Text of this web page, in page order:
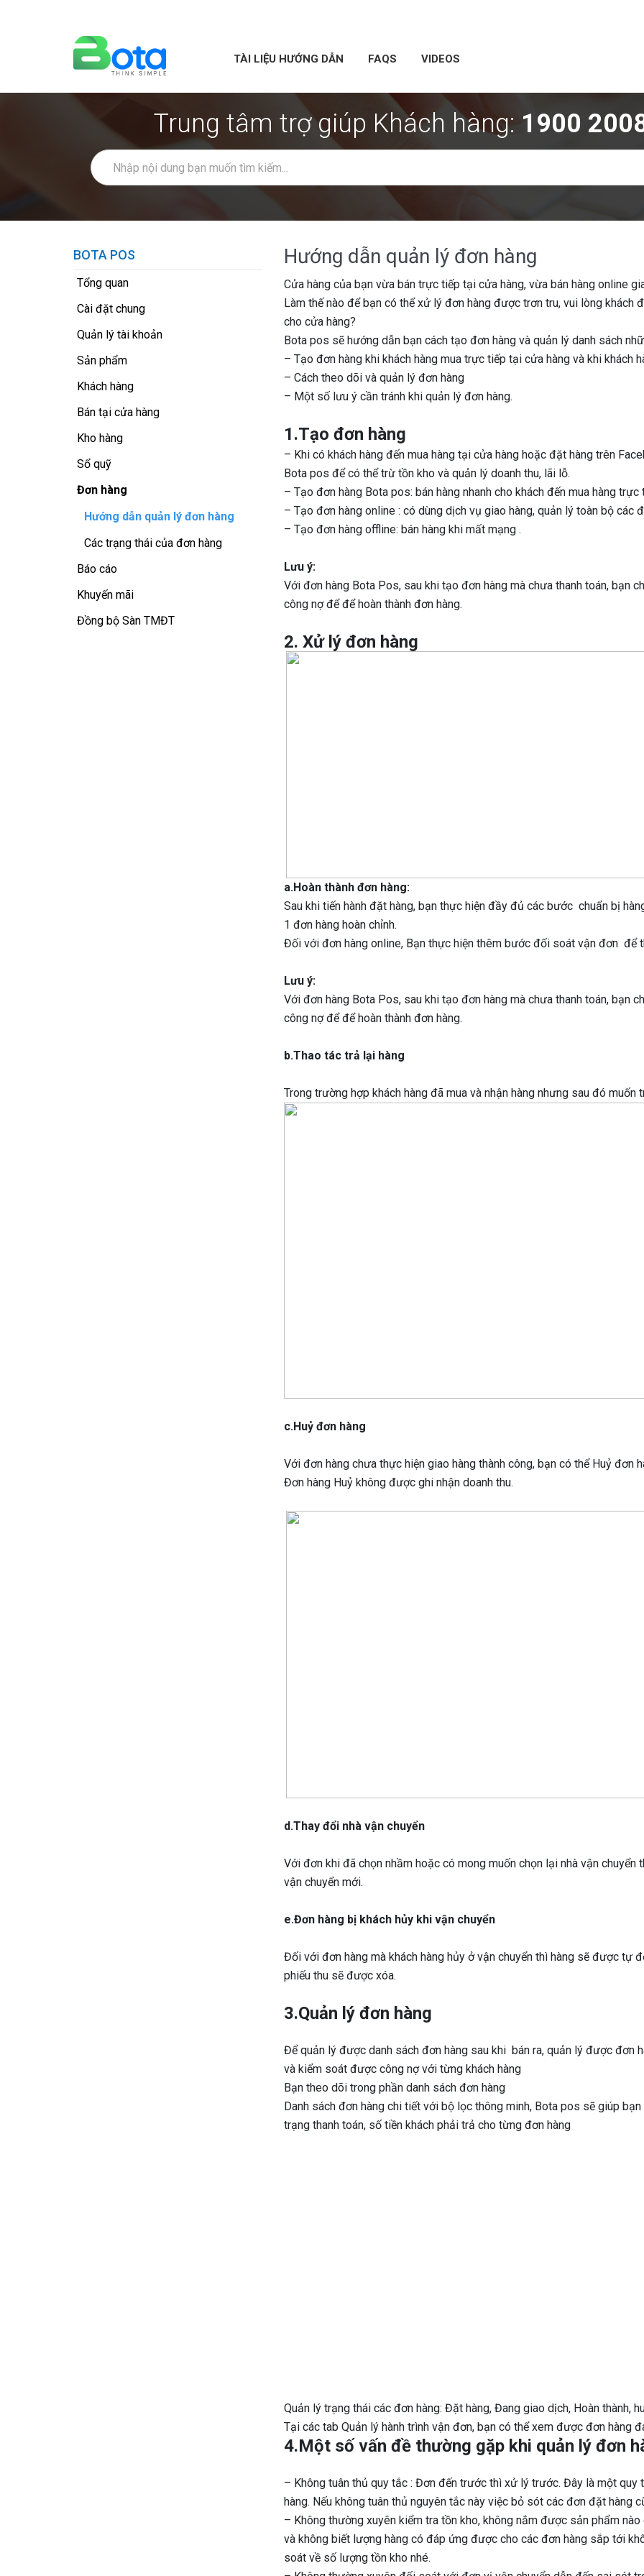
TÀI LIỆU HƯỚNG DẪN FAQS VIDEOS
Trung tâm trợ giúp Khách hàng: 1900
BOTA POS
Tổng quan
Cài đặt chung
Quản lý tài khoản
Sản phẩm
Khách hàng
Bán tại cửa hàng
Kho hàng
Sổ quỹ
Đơn hàng
Hướng dẫn quản lý đơn hàng
Các trạng thái của đơn hàng
Báo cáo
Khuyến mãi
Đồng bộ Sàn TMĐT
Hướng dẫn quản lý đơn hàng
Cửa hàng của bạn vừa bán trực tiếp tại cửa hàng, vừa bán hàng online
Làm thế nào để bạn có thể xử lý đơn hàng được trơn tru, vui lòng khách
cho cửa hàng?
Bota pos sẽ hướng dẫn bạn cách tạo đơn hàng và quản lý danh sách
– Tạo đơn hàng khi khách hàng mua trực tiếp tại cửa hàng và khi khách
– Cách theo dõi và quản lý đơn hàng
– Một số lưu ý cần tránh khi quản lý đơn hàng.
1.Tạo đơn hàng
– Khi có khách hàng đến mua hàng tại cửa hàng hoặc đặt hàng trên
Bota pos để có thể trừ tồn kho và quản lý doanh thu, lãi lỗ.
– Tạo đơn hàng Bota pos: bán hàng nhanh cho khách đến mua hàng
– Tạo đơn hàng online : có dùng dịch vụ giao hàng, quản lý toàn bộ các
– Tạo đơn hàng offline: bán hàng khi mất mạng .
Lưu ý:
Với đơn hàng Bota Pos, sau khi tạo đơn hàng mà chưa thanh toán, bạn
công nợ để để hoàn thành đơn hàng.
2. Xử lý đơn hàng
a.Hoàn thành đơn hàng:
Sau khi tiến hành đặt hàng, bạn thực hiện đầy đủ các bước chuẩn bị
1 đơn hàng hoàn chỉnh.
Đối với đơn hàng online, Bạn thực hiện thêm bước đối soát vận đơn để
Lưu ý:
Với đơn hàng Bota Pos, sau khi tạo đơn hàng mà chưa thanh toán, bạn
công nợ để để hoàn thành đơn hàng.
b.Thao tác trả lại hàng
Trong trường hợp khách hàng đã mua và nhận hàng nhưng sau đó muốn
c.Huỷ đơn hàng
Với đơn hàng chưa thực hiện giao hàng thành công, bạn có thể Huỷ đơn
Đơn hàng Huỷ không được ghi nhận doanh thu.
d.Thay đổi nhà vận chuyển
Với đơn khi đã chọn nhầm hoặc có mong muốn chọn lại nhà vận
vận chuyển mới.
e.Đơn hàng bị khách hủy khi vận chuyển
Đối với đơn hàng mà khách hàng hủy ở vận chuyển thì hàng sẽ được tự
phiếu thu sẽ được xóa.
3.Quản lý đơn hàng
Để quản lý được danh sách đơn hàng sau khi bán ra, quản lý được đơn
và kiểm soát được công nợ với từng khách hàng
Bạn theo dõi trong phần danh sách đơn hàng
Danh sách đơn hàng chi tiết với bộ lọc thông minh, Bota pos sẽ giúp
trạng thanh toán, số tiền khách phải trả cho từng đơn hàng
Quản lý trạng thái các đơn hàng: Đặt hàng, Đang giao dịch, Hoàn thành,
Tại các tab Quản lý hành trình vận đơn, bạn có thể xem được đơn hàng
4.Một số vấn đề thường gặp khi quản lý đơn
– Không tuân thủ quy tắc : Đơn đến trước thì xử lý trước. Đây là một quy
hàng. Nếu không tuân thủ nguyên tắc này việc bỏ sót các đơn đặt hàng
– Không thường xuyên kiểm tra tồn kho, không nắm được sản phẩm
và không biết lượng hàng có đáp ứng được cho các đơn hàng sắp tới
soát về số lượng tồn kho nhé.